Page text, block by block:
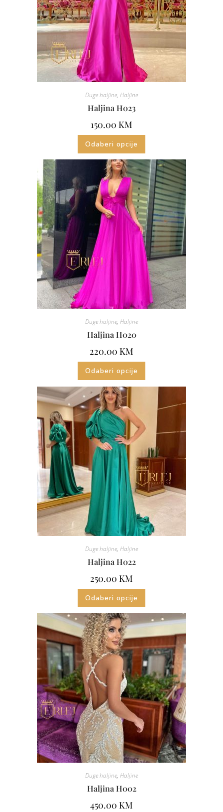
Duge haljine, Haljine
Haljina H023
150.00 KM
Odaberi opcije
Duge haljine, Haljine
Haljina H020
220.00 KM
Odaberi opcije
Duge haljine, Haljine
Haljina H022
250.00 KM
Odaberi opcije
Duge haljine, Haljine
Haljina H002
450.00 KM